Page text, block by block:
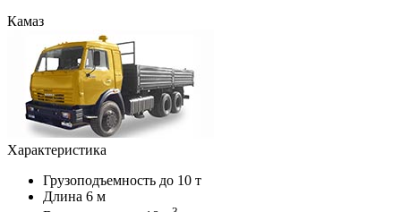
Камаз
Характеристика
Грузоподъемность до 10 т
Длина 6 м